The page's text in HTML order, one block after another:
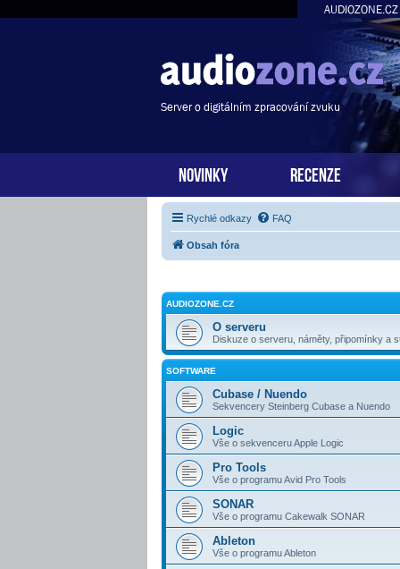
AUDIOZONE.CZ
Server o digitálním zpracování zvuku
NOVINKY RECENZE
Rychlé odkazy FAQ
Obsah fóra
AUDIOZONE.CZ
O serveru
Diskuze o serveru, náměty, připomínky a
SOFTWARE
Cubase / Nuendo
Sekvencery Steinberg Cubase a Nuendo
Logic
Vše o sekvenceru Apple Logic
Pro Tools
Vše o programu Avid Pro Tools
SONAR
Vše o programu Cakewalk SONAR
Ableton
Vše o programu Ableton